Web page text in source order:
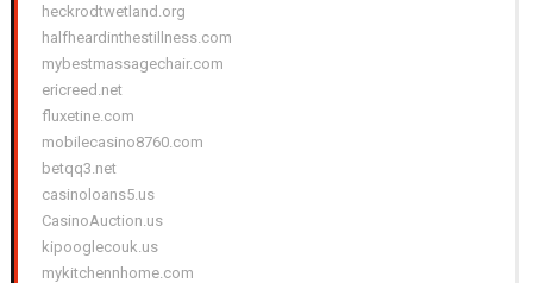
heckrodtwetland.org
halfheardinthestillness.com
mybestmassagechair.com
ericreed.net
fluxetine.com
mobilecasino8760.com
betqq3.net
casinoloans5.us
CasinoAuction.us
kipooglecouk.us
mykitchennhome.com